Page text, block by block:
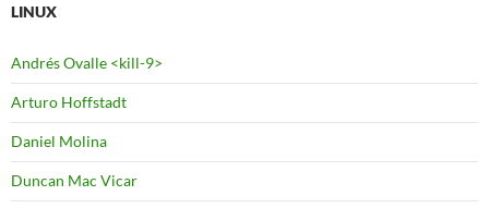
LINUX
Andrés Ovalle <kill-9>
Arturo Hoffstadt
Daniel Molina
Duncan Mac Vicar